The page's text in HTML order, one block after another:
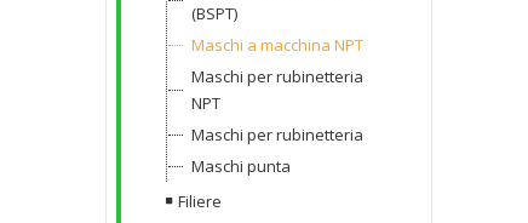
(BSPT)
Maschi a macchina NPT
Maschi per rubinetteria
NPT
Maschi per rubinetteria
Maschi punta
Filiere